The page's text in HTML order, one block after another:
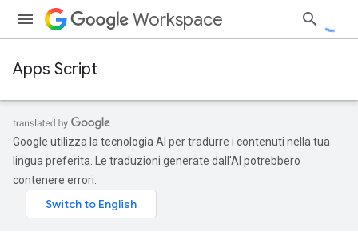
Workspace
Apps Script
Google utilizza la tecnologia AI per tradurre i contenuti nella tua
lingua preferita. Le traduzioni generate dall'AI potrebbero
contenere errori.